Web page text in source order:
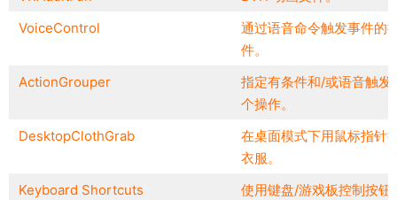
VoiceControl
通过语音命令触发事件的
件。
ActionGrouper
指定有条件和/或语音触发
个操作。
DesktopClothGrab
在桌面模式下用鼠标指针
衣服。
Keyboard Shortcuts
使用键盘/游戏板控制按钮